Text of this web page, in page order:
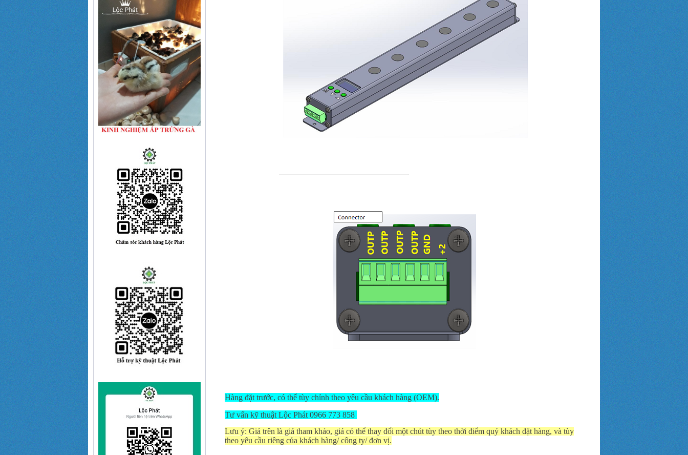
Hàng đặt trước, có thể tùy chỉnh theo yêu cầu khách hàng (OEM).
Tư vấn kỹ thuật Lộc Phát 0966 773 858
Lưu ý: Giá trên là giá tham khảo, giá có thể thay đổi một chút tùy theo thời điểm quý khách đặt hàng, và tùy
theo yêu cầu riêng của khách hàng/ công ty/ đơn vị.